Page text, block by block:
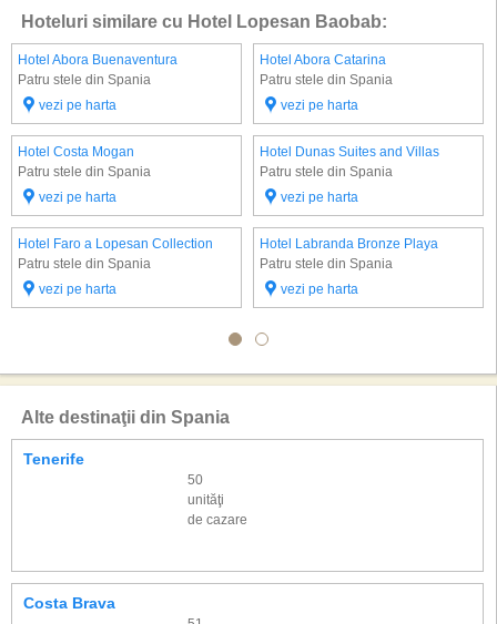
Hoteluri similare cu Hotel Lopesan Baobab:
Hotel Abora Buenaventura
Patru stele din Spania
vezi pe harta
Hotel Abora Catarina
Patru stele din Spania
vezi pe harta
Hotel Costa Mogan
Patru stele din Spania
vezi pe harta
Hotel Dunas Suites and Villas
Patru stele din Spania
vezi pe harta
Hotel Faro a Lopesan Collection
Patru stele din Spania
vezi pe harta
Hotel Labranda Bronze Playa
Patru stele din Spania
vezi pe harta
Alte destinaţii din Spania
Tenerife
50
unităţi
de cazare
Costa Brava